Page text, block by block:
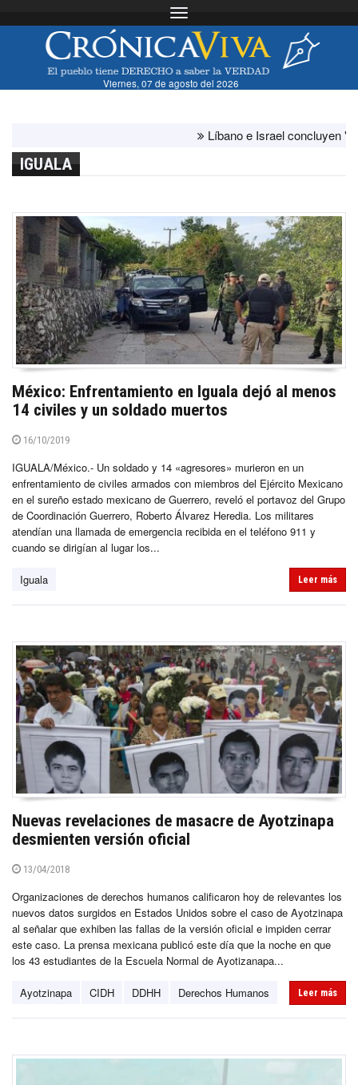
Toggle navigation
Viernes, 07 de agosto del 2026
Líbano e Israel concluyen
IGUALA
México: Enfrentamiento en Iguala dejó al menos
14 civiles y un soldado muertos
16/10/2019
IGUALA/México.- Un soldado y 14 «agresores» murieron en un
enfrentamiento de civiles armados con miembros del Ejército Mexicano
en el sureño estado mexicano de Guerrero, reveló el portavoz del Grupo
de Coordinación Guerrero, Roberto Álvarez Heredia. Los militares
atendían una llamada de emergencia recibida en el teléfono 911 y
cuando se dirigían al lugar los...
Iguala Leer más
Nuevas revelaciones de masacre de Ayotzinapa
desmienten versión oficial
13/04/2018
Organizaciones de derechos humanos calificaron hoy de relevantes los
nuevos datos surgidos en Estados Unidos sobre el caso de Ayotzinapa
al señalar que exhiben las fallas de la versión oficial e impiden cerrar
este caso. La prensa mexicana publicó este día que la noche en que
los 43 estudiantes de la Escuela Normal de Ayotizanapa...
Ayotzinapa CIDH DDHH Derechos Humanos Leer más